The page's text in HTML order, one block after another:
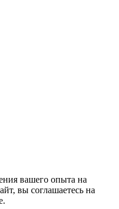
вашего опыта на
вы соглашаетесь на